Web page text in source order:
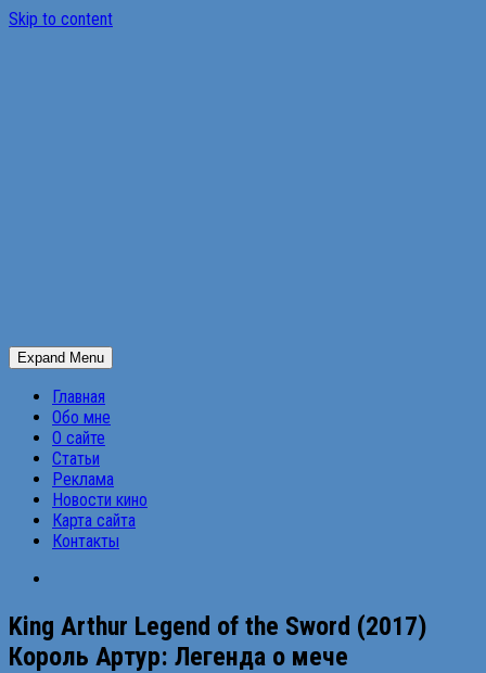
Skip to content
Expand Menu
Главная
Обо мне
О сайте
Статьи
Реклама
Новости кино
Карта сайта
Контакты
King Arthur Legend of the Sword (2017)
Король Артур: Легенда о мече